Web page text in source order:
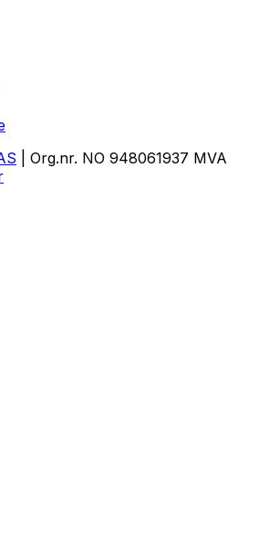
| Org.nr. NO 948061937 MVA